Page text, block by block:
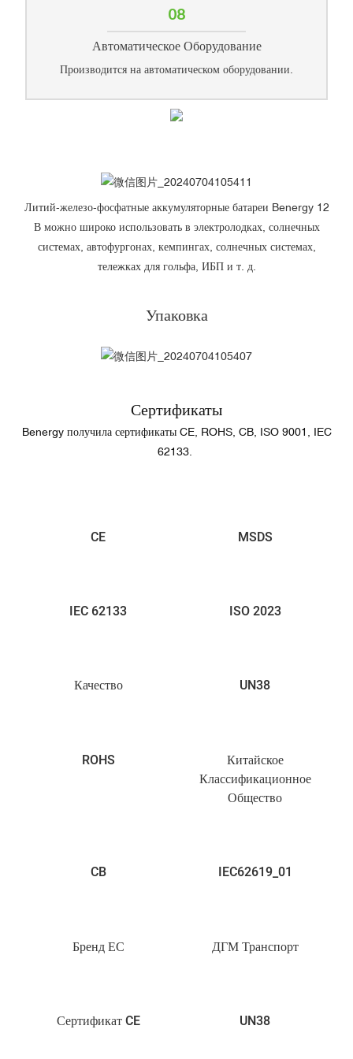
08
Автоматическое Оборудование
Производится на автоматическом оборудовании.
Литий-железо-фосфатные аккумуляторные батареи Benergy 12
В можно широко использовать в электролодках, солнечных
системах, автофургонах, кемпингах, солнечных системах,
тележках для гольфа, ИБП и т. д.
Упаковка
Сертификаты
Benergy получила сертификаты CE, ROHS, CB, ISO 9001, IEC
62133.
CE MSDS
IEC 62133 ISO 2023
Качество UN38
ROHS
Китайское
Классификационное
Общество
CB IEC62619_01
Бренд ЕС ДГМ Транспорт
Сертификат CE UN38